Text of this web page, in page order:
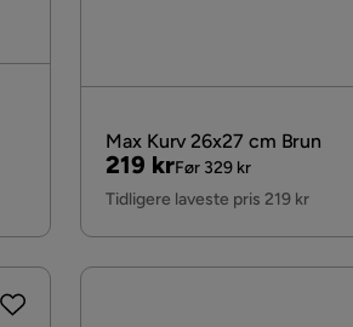
Max Kurv 26x27 cm Brun
Pris
219 kr
Original
Pris
Før 329 kr
Tidligere laveste pris 219 kr